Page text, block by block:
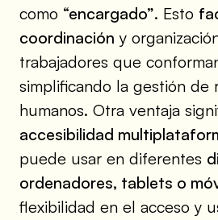
como “encargado”. Esto
coordinación y
trabajadores que
simplificando la gestión de
humanos. Otra ventaja
accesibilidad
puede usar en diferentes
ordenadores, tablets o
flexibilidad en el acceso y